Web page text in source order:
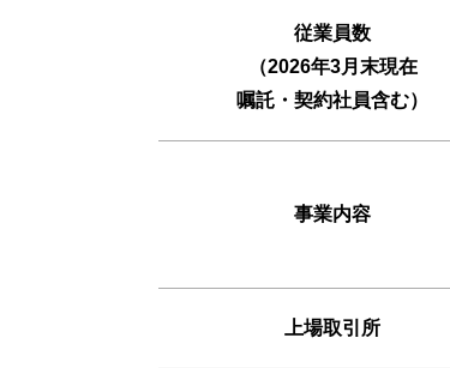
従業員数
（2026年3月末現在
嘱託・契約社員含む）
事業内容
上場取引所